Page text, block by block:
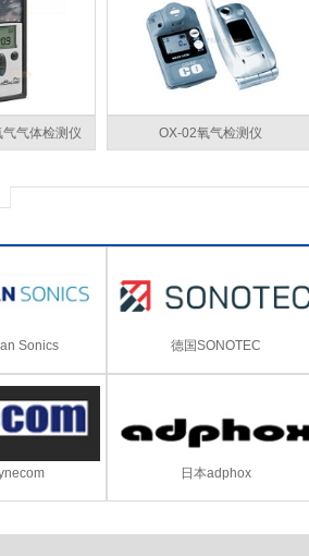
气体检测仪 OX-02氧气检测仪
Sonics 德国SONOTEC
日本adphox